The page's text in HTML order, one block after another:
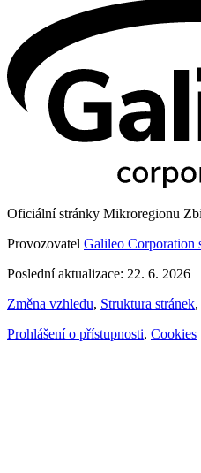
Oficiální stránky Mikroregionu
Provozovatel Galileo Corporation
Poslední aktualizace: 22. 6. 2026
Změna vzhledu, Struktura stránek,
Prohlášení o přístupnosti, Cookies